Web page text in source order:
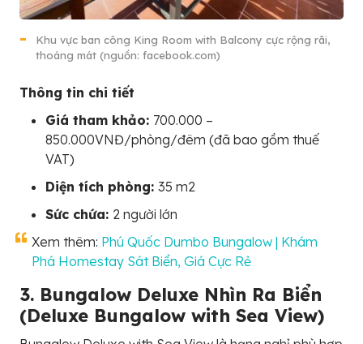
Khu vực ban công King Room with Balcony cực rộng rãi,
thoáng mát (nguồn: facebook.com)
Thông tin chi tiết
Giá tham khảo: 700.000 –
850.000VNĐ/phòng/đêm (đã bao gồm thuế
VAT)
Diện tích phòng: 35 m2
Sức chứa: 2 người lớn
Xem thêm: Phú Quốc Dumbo Bungalow | Khám
Phá Homestay Sát Biển, Giá Cực Rẻ
3. Bungalow Deluxe Nhìn Ra Biển
(Deluxe Bungalow with Sea View)